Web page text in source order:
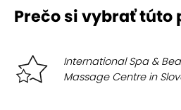
Prečo si vybrať túto
International Spa &
Massage Centre in